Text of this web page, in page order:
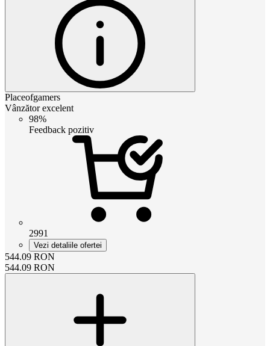
Placeofgamers
Vânzător excelent
98%
Feedback pozitiv
2991
Vezi detaliile ofertei
544.09 RON
544.09 RON